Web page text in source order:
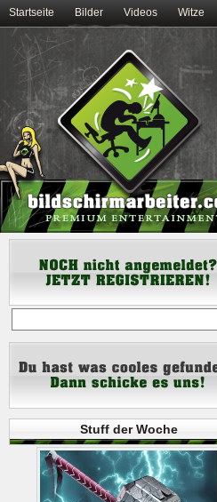
Startseite Bilder Videos Witze
Stuff der Woche